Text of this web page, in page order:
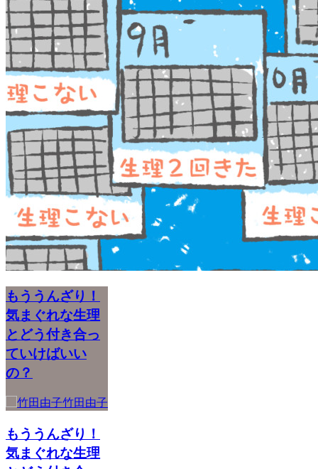
もううんざり！
気まぐれな生理
とどう付き合っ
ていけばいい
の？
竹田由子
もううんざり！
気まぐれな生理